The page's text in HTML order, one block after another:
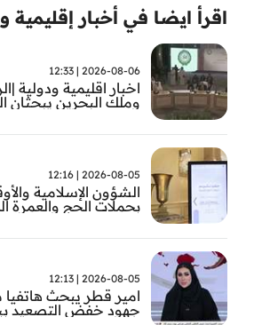
اقرأ ايضا في أخبار إقليمية
2026-08-06 | 12:33
اخبار اقليمية ودولية
وملك البحرين يبحثان
2026-08-05 | 12:16
الشؤون الإسلامية
بحملات الحج والعمرة
2026-08-05 | 12:13
جهود خفض التصعيد بين واشنطن وايران